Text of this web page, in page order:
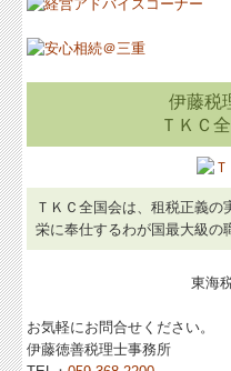
伊藤税
ＴＫＣ
ＴＫＣ全国会は、租税正義
栄に奉仕するわが国最大級の
東海
お気軽にお問合せください。
伊藤徳善税理士事務所